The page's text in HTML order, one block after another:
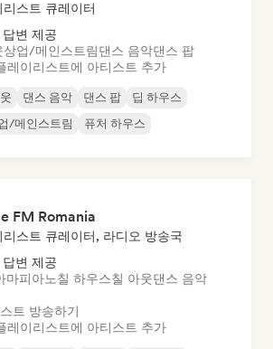
리스트 큐레이터
변 제공
상업/메인스트림댄스 음악댄스 팝
레이리스트에 아티스트 추가
댄스 음악 댄스 팝
딥 하우스
/메인스트림 퓨처 하우스
FM Romania
리스트 큐레이터, 라디오 방송국
변 제공
마피아노칠 하우스칠 아웃댄스 음악
트 방송하기
레이리스트에 아티스트 추가